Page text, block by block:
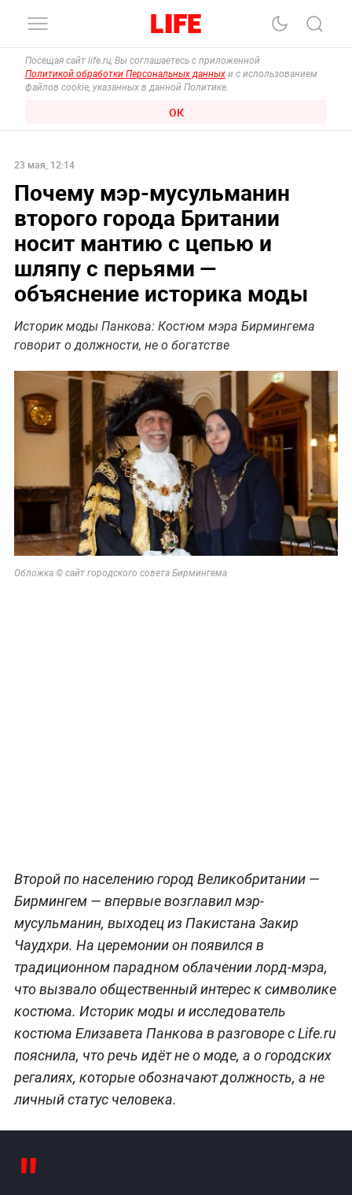
Посещая сайт life.ru, Вы соглашаетесь с приложенной
Политикой обработки Персональных данных и с использованием
файлов cookie, указанных в данной Политике.
ОК
23 мая, 12:14
Почему мэр-мусульманин
второго города Британии
носит мантию с цепью и
шляпу с перьями —
объяснение историка моды
Историк моды Панкова: Костюм мэра Бирмингема
говорит о должности, не о богатстве
Обложка © сайт городского совета Бирмингема
Второй по населению город Великобритании —
Бирмингем — впервые возглавил мэр-
мусульманин, выходец из Пакистана Закир
Чаудхри. На церемонии он появился в
традиционном парадном облачении лорд-мэра,
что вызвало общественный интерес к символике
костюма. Историк моды и исследователь
костюма Елизавета Панкова в разговоре с Life.ru
пояснила, что речь идёт не о моде, а о городских
регалиях, которые обозначают должность, а не
личный статус человека.